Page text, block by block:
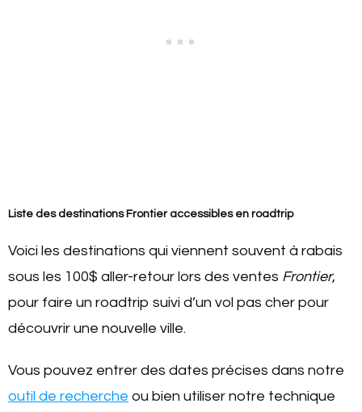
Liste des destinations Frontier accessibles en roadtrip
Voici les destinations qui viennent souvent à rabais
sous les 100$ aller-retour lors des ventes Frontier,
pour faire un roadtrip suivi d’un vol pas cher pour
découvrir une nouvelle ville.
Vous pouvez entrer des dates précises dans notre
outil de recherche ou bien utiliser notre technique